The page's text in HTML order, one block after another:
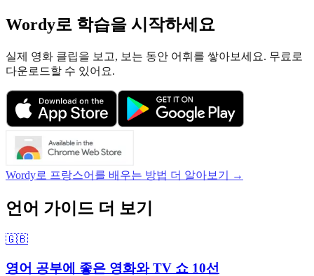
Wordy로 학습을 시작하세요
실제 영화 클립을 보고, 보는 동안 어휘를 쌓아보세요. 무료로
다운로드할 수 있어요.
Wordy로 프랑스어를 배우는 방법 더 알아보기 →
언어 가이드 더 보기
🇬🇧
영어 공부에 좋은 영화와 TV 쇼 10선